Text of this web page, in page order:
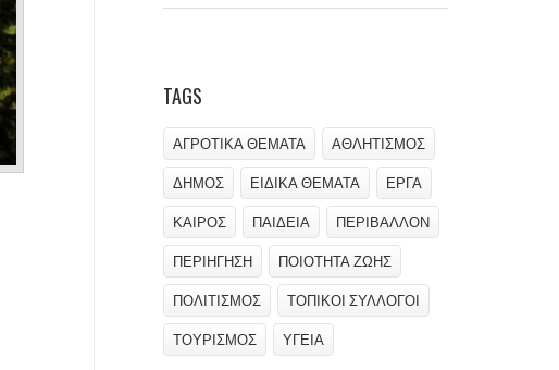
TAGS
ΑΓΡΟΤΙΚΑ ΘΕΜΑΤΑ ΑΘΛΗΤΙΣΜΟΣ
ΔΗΜΟΣ ΕΙΔΙΚΑ ΘΕΜΑΤΑ ΕΡΓΑ
ΚΑΙΡΟΣ ΠΑΙΔΕΙΑ ΠΕΡΙΒΑΛΛΟΝ
ΠΕΡΙΗΓΗΣΗ ΠΟΙΟΤΗΤΑ ΖΩΗΣ
ΠΟΛΙΤΙΣΜΟΣ ΤΟΠΙΚΟΙ ΣΥΛΛΟΓΟΙ
ΤΟΥΡΙΣΜΟΣ ΥΓΕΙΑ